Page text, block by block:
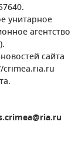
унитарное
агентство
сайта